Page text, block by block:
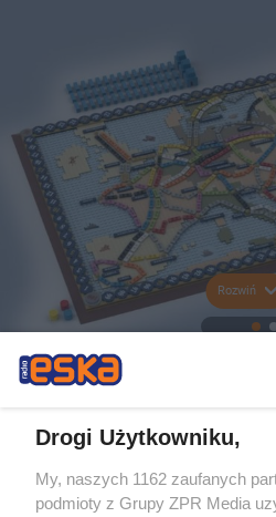
Rozwiń
Drogi Użytkowniku,
My, naszych 1162 zaufanych
podmioty z Grupy ZPR Media